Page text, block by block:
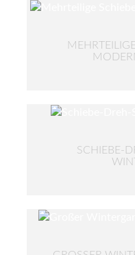
SCHIEBE-